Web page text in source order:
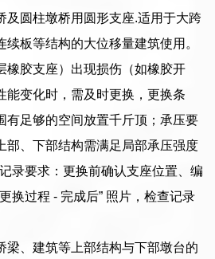
及圆柱墩桥用圆形支座.适用于大跨
板等结构的大位移量建筑使用。
橡胶支座）出现损伤（如橡胶开
能变化时，需及时更换，更换条
有足够的空间放置千斤顶；承压要
部、下部结构需满足局部承压强度
录要求：更换前确认支座位置、编
换过程 - 完成后” 照片，检查记录
梁、建筑等上部结构与下部墩台的